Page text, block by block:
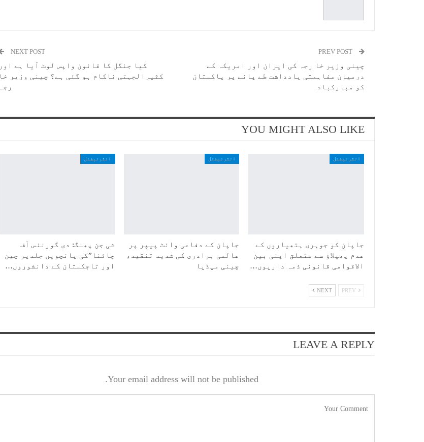
چینی وزیر خا رجہ کی ایران اور امریکہ کے
درمیان مفاہمتی یادداشت طے پانے پر پاکستان
کو مبارکباد
NEXT POST
کیا جنگل کا قانون واپس لوٹ آیا ہے اور
کثیرالجہتی ناکام ہو گئی ہے؟ چینی وزیر خا
رجہ
YOU MIGHT ALSO LIKE
انٹرنیشنل
جاپان کو جوہری ہتھیاروں کے
عدم پھیلاؤ سے متعلق اپنی بین
الاقوامی قانونی ذمہ داریوں…
انٹرنیشنل
جاپان کے دفاعی وائٹ پیپر پر
عالمی برادری کی شدید تنقید،
چینی میڈیا
انٹرنیشنل
شی جن پھنگ: دی گورننس آف
چائنا”کی پانچویں جلدپر چین
اور تاجکستان کے دانشوروں…
NEXT
LEAVE A REPLY
Your email address will not be published.